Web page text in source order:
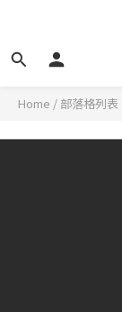
Home / 部落格列表